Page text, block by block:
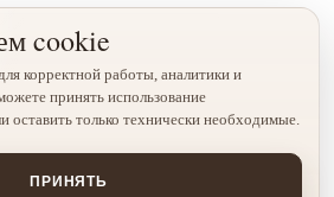
cookie
корректной работы, аналитики и
принять использование
оставить только технически необходимые.
ПРИНЯТЬ